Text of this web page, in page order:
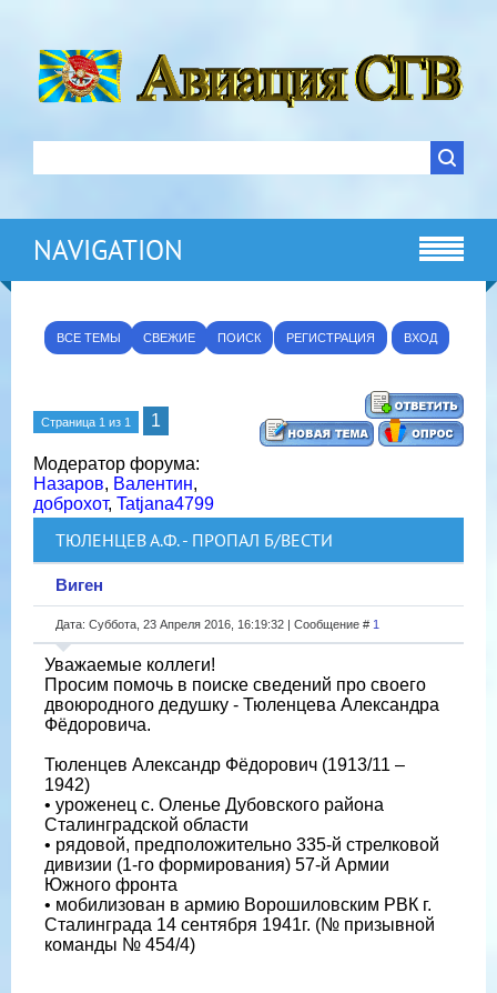
NAVIGATION
ВСЕ ТЕМЫ СВЕЖИЕ ПОИСК РЕГИСТРАЦИЯ ВХОД
Страница 1 из 1 1
Модератор форума:
Назаров, Валентин,
доброхот, Tatjana4799
ТЮЛЕНЦЕВ А.Ф. - ПРОПАЛ Б/ВЕСТИ
Виген
Дата: Суббота, 23 Апреля 2016, 16:19:32 | Сообщение # 1
Уважаемые коллеги!
Просим помочь в поиске сведений про своего
двоюродного дедушку - Тюленцева Александра
Фёдоровича.
Тюленцев Александр Фёдорович (1913/11 –
1942)
• уроженец с. Оленье Дубовского района
Сталинградской области
• рядовой, предположительно 335-й стрелковой
дивизии (1-го формирования) 57-й Армии
Южного фронта
• мобилизован в армию Ворошиловским РВК г.
Сталинграда 14 сентября 1941г. (№ призывной
команды № 454/4)